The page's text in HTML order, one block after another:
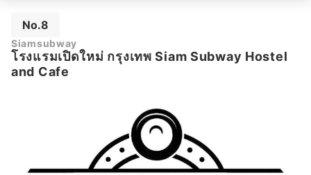
No.8
Siamsubway
โรงแรมเปิดใหม่ กรุงเทพ Siam Subway Hostel
and Cafe